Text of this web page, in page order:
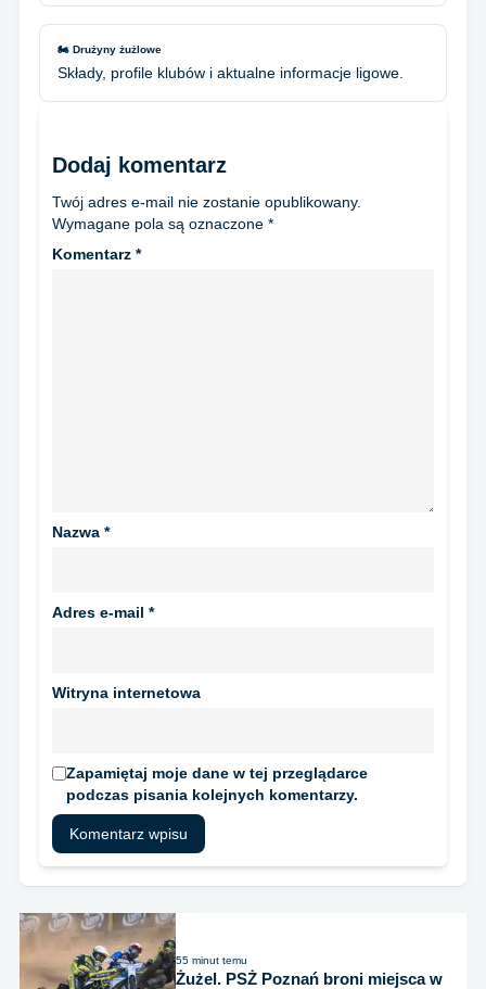
🏍️ Drużyny żużlowe
Składy, profile klubów i aktualne informacje ligowe.
Dodaj komentarz
Twój adres e-mail nie zostanie opublikowany.
Wymagane pola są oznaczone *
Komentarz *
Nazwa *
Adres e-mail *
Witryna internetowa
Zapamiętaj moje dane w tej przeglądarce
podczas pisania kolejnych komentarzy.
55 minut temu
Żużel. PSŻ Poznań broni miejsca w